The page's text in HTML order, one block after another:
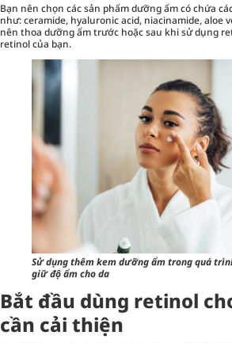
Bạn nên chọn các sản phẩm dưỡng ẩm có chứa
như: ceramide, hyaluronic acid, niacinamide, aloe
nên thoa dưỡng ẩm trước hoặc sau khi sử dụng
retinol của bạn.
Sử dụng thêm kem dưỡng ẩm trong quá
giữ độ ẩm cho da
Bắt đầu dùng retinol
cần cải thiện